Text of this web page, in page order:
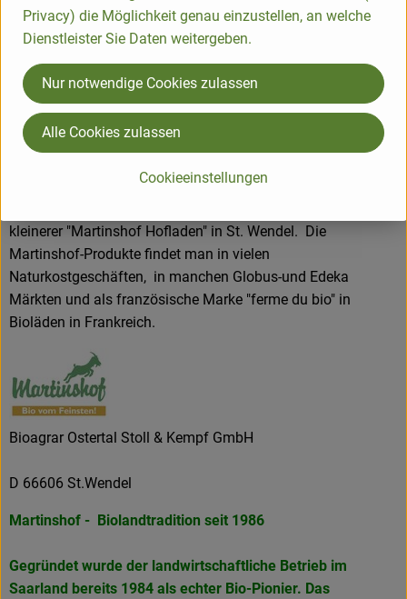
Verarbeitung von ausschließlich Bioland-Ware und arbeiten
mit vielen regionalen Erzeugern zusammen. Die Produktion
vor Ort mit den eigenen Teams bietet eine große
Zuverlässigkeit an Qualität und Frische.
Mit ca. 100 Mitarbeiter*innen betreiben sie auf dem
gewachsenen Hof im Ostertal die Bioland-Metzgerei, die
Bioland-Käserei, den Lieferservice "Biobus" , den
Dies sind ein großes Naturkostgeschäft "Martinshof
kleinerer "Martinshof Hofladen" in St. Wendel. Die
Martinshof-Produkte findet man in vielen
Naturkostgeschäften, in manchen Globus-und Edeka
Märkten und als französische Marke "ferme du bio" in
Bioläden in Frankreich.
Bioagrar Ostertal Stoll & Kempf GmbH
D 66606 St.Wendel
Martinshof - Biolandtradition seit 1986
Gegründet wurde der landwirtschaftliche Betrieb im
Saarland bereits 1984 als echter Bio-Pionier. Das
Privacy) die Möglichkeit genau einzustellen, an welche
Dienstleister Sie Daten weitergeben.
Cookieeinstellungen
Nur notwendige Cookies zulassen
Alle Cookies zulassen